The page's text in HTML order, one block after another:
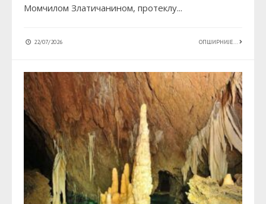
Момчилом Златичанином, протеклу...
22/07/2026 ОПШИРНИЈЕ...